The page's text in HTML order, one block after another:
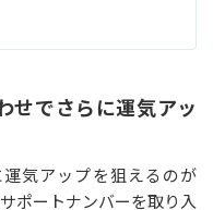
せでさらに運気アッ
気アップを狙えるのが
ポートナンバーを取り入